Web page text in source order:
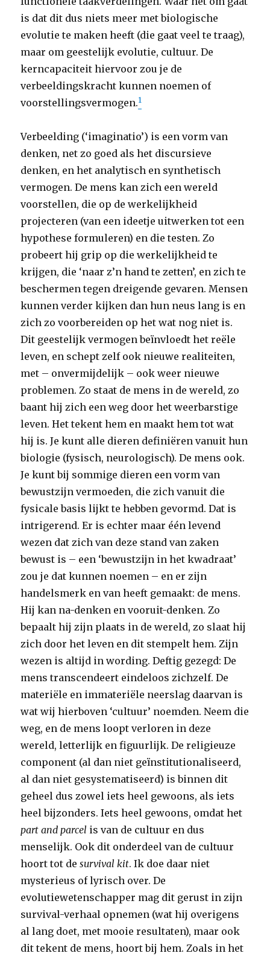
is dat dit dus niets meer met biologische
evolutie te maken heeft (die gaat veel te traag),
maar om geestelijk evolutie, cultuur. De
kerncapaciteit hiervoor zou je de
verbeeldingskracht kunnen noemen of
voorstellingsvermogen.1
Verbeelding (‘imaginatio’) is een vorm van
denken, net zo goed als het discursieve
denken, en het analytisch en synthetisch
vermogen. De mens kan zich een wereld
voorstellen, die op de werkelijkheid
projecteren (van een ideetje uitwerken tot een
hypothese formuleren) en die testen. Zo
probeert hij grip op die werkelijkheid te
krijgen, die ‘naar z’n hand te zetten’, en zich te
beschermen tegen dreigende gevaren. Mensen
kunnen verder kijken dan hun neus lang is en
zich zo voorbereiden op het wat nog niet is.
Dit geestelijk vermogen beïnvloedt het reële
leven, en schept zelf ook nieuwe realiteiten,
met – onvermijdelijk – ook weer nieuwe
problemen. Zo staat de mens in de wereld, zo
baant hij zich een weg door het weerbarstige
leven. Het tekent hem en maakt hem tot wat
hij is. Je kunt alle dieren definiëren vanuit hun
biologie (fysisch, neurologisch). De mens ook.
Je kunt bij sommige dieren een vorm van
bewustzijn vermoeden, die zich vanuit die
fysicale basis lijkt te hebben gevormd. Dat is
intrigerend. Er is echter maar één levend
wezen dat zich van deze stand van zaken
bewust is – een ‘bewustzijn in het kwadraat’
zou je dat kunnen noemen – en er zijn
handelsmerk en van heeft gemaakt: de mens.
Hij kan na-denken en vooruit-denken. Zo
bepaalt hij zijn plaats in de wereld, zo slaat hij
zich door het leven en dit stempelt hem. Zijn
wezen is altijd in wording. Deftig gezegd: De
mens transcendeert eindeloos zichzelf. De
materiële en immateriële neerslag daarvan is
wat wij hierboven ‘cultuur’ noemden. Neem die
weg, en de mens loopt verloren in deze
wereld, letterlijk en figuurlijk. De religieuze
component (al dan niet geïnstitutionaliseerd,
al dan niet gesystematiseerd) is binnen dit
geheel dus zowel iets heel gewoons, als iets
heel bijzonders. Iets heel gewoons, omdat het
part and parcel is van de cultuur en dus
menselijk. Ook dit onderdeel van de cultuur
hoort tot desurvival kit. Ik doe daar niet
mysterieus of lyrisch over. De
evolutiewetenschapper mag dit gerust in zijn
survival-verhaal opnemen (wat hij overigens
al lang doet, met mooie resultaten), maar ook
dit tekent de mens, hoort bij hem. Zoals in het